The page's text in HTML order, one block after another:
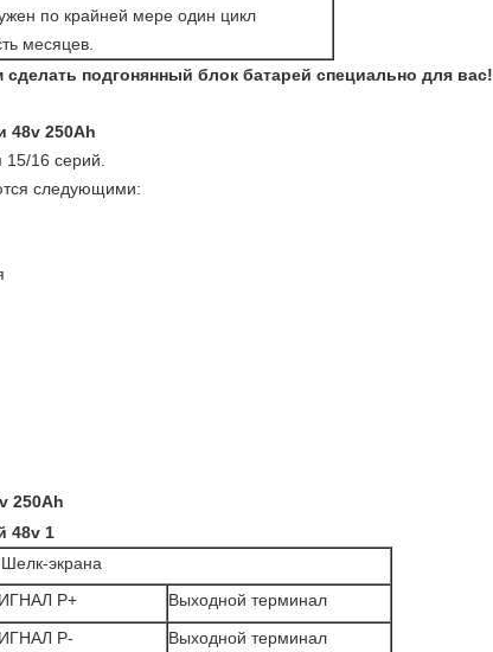
по крайней мере один цикл
месяцев.
подгонянный блок батарей специально для вас!
48v 250Ah
15/16 серий.
следующими:
250Ah
экрана
P+
Выходной терминал
P- Выходной терминал